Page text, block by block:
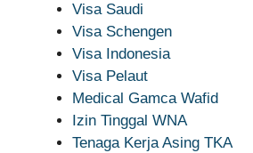
Visa Saudi
Visa Schengen
Visa Indonesia
Visa Pelaut
Medical Gamca Wafid
Izin Tinggal WNA
Tenaga Kerja Asing TKA